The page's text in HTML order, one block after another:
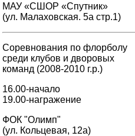
МАУ «СШОР «Спутник»
(ул. Малаховская. 5а стр.1)
Соревнования по флорболу
среди клубов и дворовых
команд (2008-2010 г.р.)
16.00-начало
19.00-награжение
ФОК "Олимп"
(ул. Кольцевая, 12а)